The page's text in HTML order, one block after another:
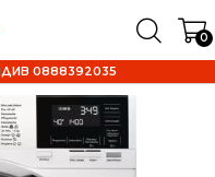
0
0888392035